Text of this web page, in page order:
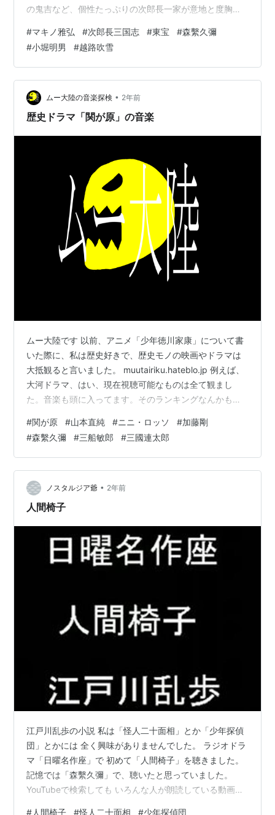
の鬼吉など、個性たっぷりの次郎長一家が意地と度胸を
だ。 第一作目の『次郎長三國志 次郎長賣出す』と、続く
『次郎長三国志 次郎長初旅』は、1952年～1953年の年
末・正月映画として封切られ、好評を得てシリーズ化さ
れ第九部まで制作された。 『次郎長三國志 次郎長賣出
す』(1952年12月4日公開) 『次郎長三国志 次郎長初旅』
（1953年1月9日公…
#マキノ雅弘 #次郎長三国志 #東宝 #森繫久彌
#小堀明男 #越路吹雪
ムー大陸の音楽探検 • 2年前
歴史ドラマ「関が原」の音楽
ムー大陸です 以前、アニメ「少年徳川家康」について書
いた際に、私は歴史好きで、歴史モノの映画やドラマは
大抵観ると言いました。 muutairiku.hateblo.jp 例えば、
大河ドラマ、はい、現在視聴可能なものは全て観まし
た。音楽も頭に入ってます。そのランキングなんかもい
かつてTBSが開局30周年記念と銘打って制作したドラマ
が本日のテーマ「関が原」です。原作は司馬遼太郎氏の
同名小説です。原作も読みました。ちょっと前に岡田準
一氏主演で映画化されました、あれと同じ話です。 ドラ
マの方は主役の石田三成に加藤剛氏、その家老島左近に
三船敏郎氏。彼ら…
#関が原 #山本直純 #ニニ・ロッソ #加藤剛
#森繫久彌 #三船敏郎 #三國連太郎
ノスタルジア爺 • 2年前
人間椅子
江戸川乱歩の小説 私は「怪人二十面相」とか「少年探偵
団」とかには 全く興味がありませんでした。 ラジオドラ
マ「日曜名作座」で 初めて「人間椅子」を聴きました。
記憶では「森繫久彌」で、聴いたと思っていました。
YouTubeで検索しても いろんな人が朗読している動画は
#人間椅子 #怪人二十面相 #少年探偵団